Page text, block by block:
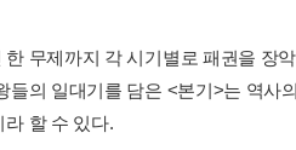
무제까지 각 시기별로 패권을 장
의 일대기를 담은 <본기>는 역사
할 수 있다.